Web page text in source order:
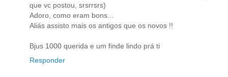
que vc postou, srsrrsrs)
Adoro, como eram bons...
Aliás assisto mais os antigos que os novos !!
Bjus 1000 querida e um finde lindo prá ti
Responder